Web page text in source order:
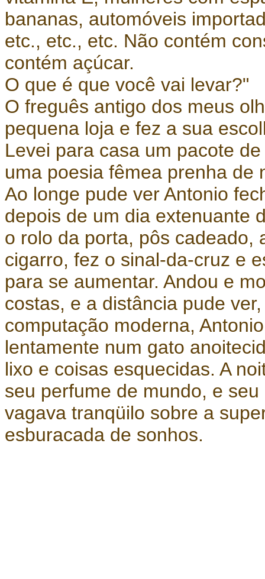
bananas, automóveis
etc., etc., etc. Não contém
contém açúcar.
O que é que você vai levar?"
O freguês antigo dos meus
pequena loja e fez a sua
Levei para casa um pacote
uma poesia fêmea prenha de
Ao longe pude ver Antonio
depois de um dia extenuante
o rolo da porta, pôs cadeado,
cigarro, fez o sinal-da-cruz e
para se aumentar. Andou e
costas, e a distância pude
computação moderna,
lentamente num gato
lixo e coisas esquecidas. A
seu perfume de mundo, e
vagava tranqüilo sobre a
esburacada de sonhos.